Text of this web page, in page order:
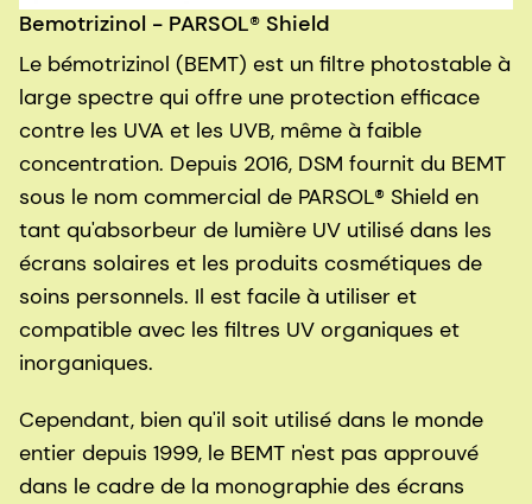
Bemotrizinol - PARSOL® Shield
Le bémotrizinol (BEMT) est un filtre photostable à
large spectre qui offre une protection efficace
contre les UVA et les UVB, même à faible
concentration. Depuis 2016, DSM fournit du BEMT
sous le nom commercial de PARSOL® Shield en
tant qu'absorbeur de lumière UV utilisé dans les
écrans solaires et les produits cosmétiques de
soins personnels. Il est facile à utiliser et
compatible avec les filtres UV organiques et
inorganiques.
Cependant, bien qu'il soit utilisé dans le monde
entier depuis 1999, le BEMT n'est pas approuvé
dans le cadre de la monographie des écrans